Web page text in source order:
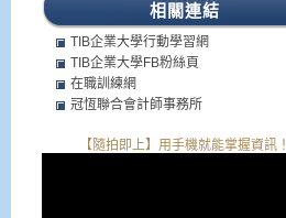
相關連結
TIB企業大學行動學習網
TIB企業大學FB粉絲頁
在職訓練網
冠恆聯合會計師事務所
【隨拍即上】用手機就能掌握資訊！